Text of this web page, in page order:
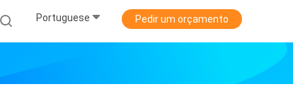
Portuguese Pedir um orçamento